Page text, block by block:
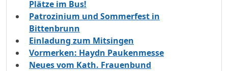
Plätze im Bus!
Patrozinium und Sommerfest in
Bittenbrunn
Einladung zum Mitsingen
Vormerken: Haydn Paukenmesse
Neues vom Kath. Frauenbund